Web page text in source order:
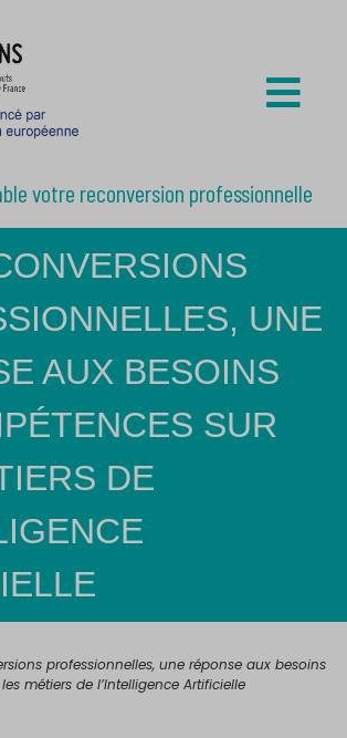
votre reconversion professionnelle
UNE
AUX BESOINS
SUR
DE
professionnelles, une réponse aux besoins
métiers de l’Intelligence Artificielle